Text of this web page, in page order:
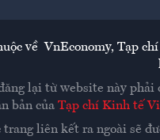
về VnEconomy, Tạp
lại từ website này phải
bản của Tạp chí Kinh tế
trang liên kết ra ngoài sẽ